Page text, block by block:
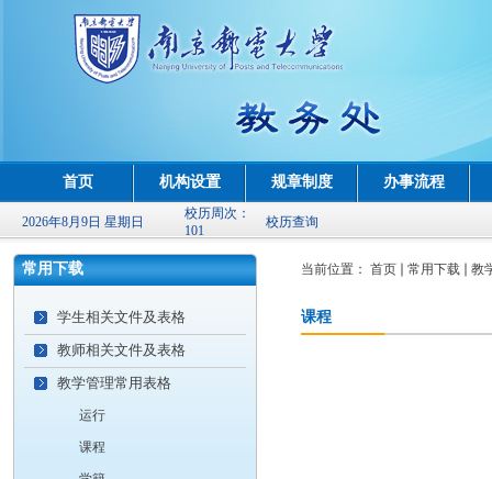
首页 机构设置 规章制度 办事流程
2026年8月9日 星期日
校历周次：
101
校历查询
常用下载 当前位置： 首页 常用下载 教
学生相关文件及表格
教师相关文件及表格
教学管理常用表格
运行
课程
课程